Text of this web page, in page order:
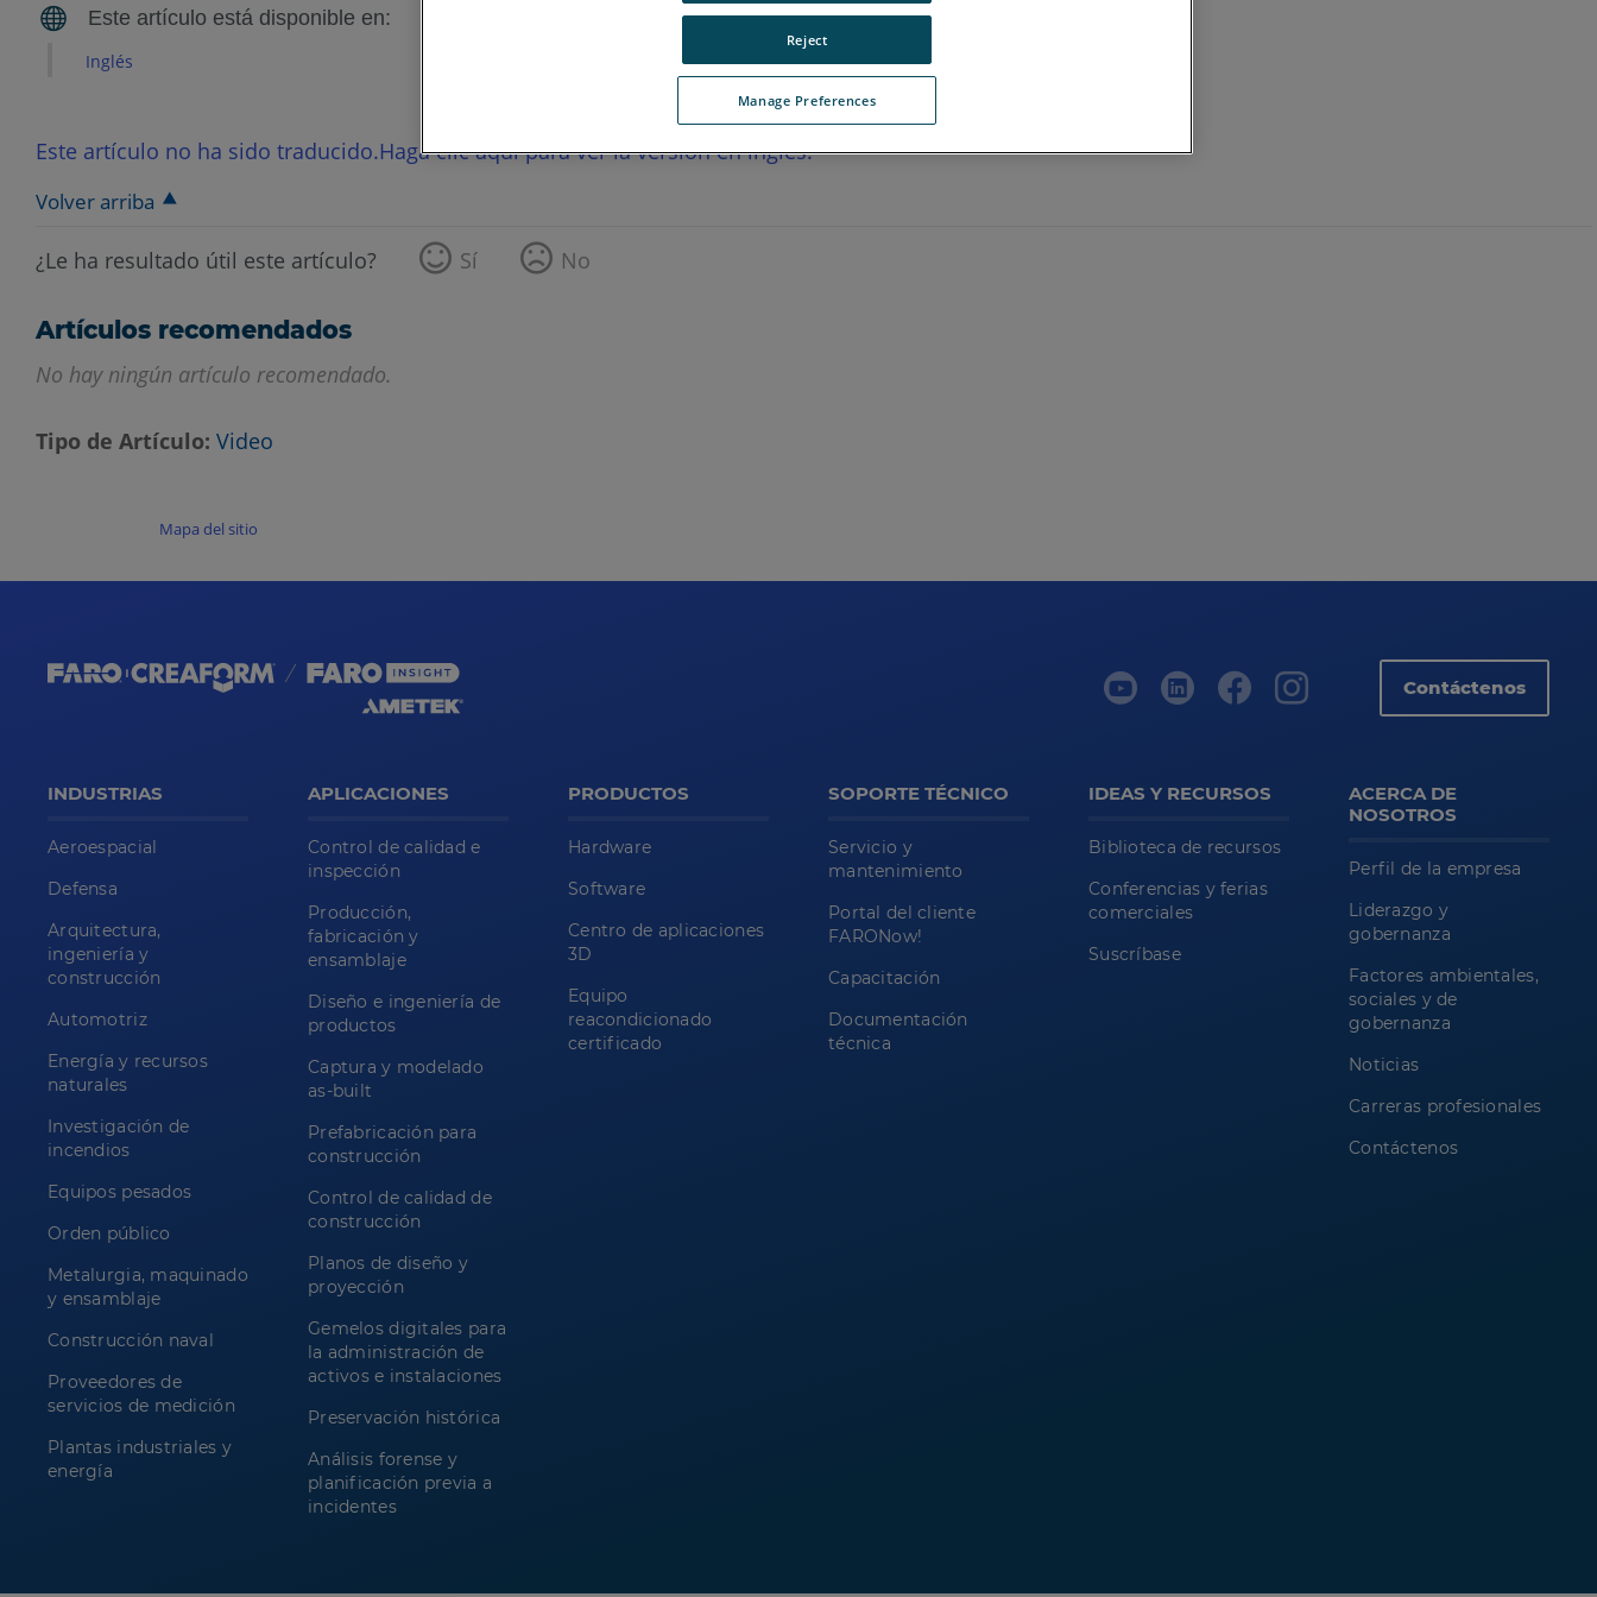
Inglés
Este artículo no ha sido traducido.Haga clic aquí para ver la versión en inglés.
Volver arriba
¿Le ha resultado útil este artículo? Sí No
Artículos recomendados
No hay ningún artículo recomendado.
Tipo de Artículo Video
Mapa del sitio
Contáctenos
INDUSTRIAS
Aeroespacial
Defensa
Arquitectura,
ingeniería y
construcción
Automotriz
Energía y recursos
naturales
Investigación de
incendios
Equipos pesados
Orden público
Metalurgia, maquinado
y ensamblaje
Construcción naval
Proveedores de
servicios de medición
Plantas industriales y
energía
APLICACIONES
Control de calidad e
inspección
Producción,
fabricación y
ensamblaje
Diseño e ingeniería de
productos
Captura y modelado
as-built
Prefabricación para
construcción
Control de calidad de
construcción
Planos de diseño y
proyección
Gemelos digitales para
la administración de
activos e instalaciones
Preservación histórica
Análisis forense y
planificación previa a
incidentes
PRODUCTOS
Hardware
Software
Centro de aplicaciones
3D
Equipo
reacondicionado
certificado
SOPORTE TÉCNICO
Servicio y
mantenimiento
Portal del cliente
FARONow!
Capacitación
Documentación
técnica
IDEAS Y RECURSOS
Biblioteca de recursos
Conferencias y ferias
comerciales
Suscríbase
ACERCA DE
NOSOTROS
Perfil de la empresa
Liderazgo y
gobernanza
Factores ambientales,
sociales y de
gobernanza
Noticias
Carreras profesionales
Contáctenos
Manage Preferences
Reject